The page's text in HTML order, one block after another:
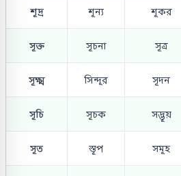
শূদ্র শূন্য শূকর
সূক্ত সূচনা সূত্র
সূক্ষ্ম সিন্দূর সূদন
সূচি সূচক সদ্ভূয়
সূত স্তূপ সমূহ